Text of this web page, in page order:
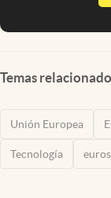
Temas
Unión Europea
Tecnología euros